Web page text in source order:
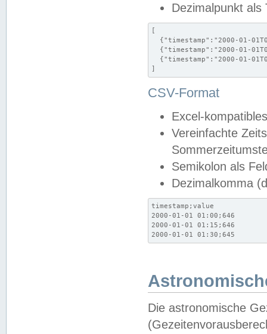
Dezimalpunkt als
[
{"timestamp":"2000-01-
{"timestamp":"2000-01-
{"timestamp":"2000-01-
]
CSV-Format
Excel-
Vereinfachte
Semikolon als
Dezimalkomma
timestamp;value
2000-01-01 01:00;646
2000-01-01 01:15;646
2000-01-01 01:30;645
Die astronomische